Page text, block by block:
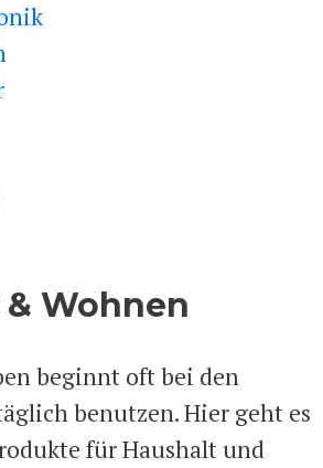
Wohnen
beginnt oft bei den
benutzen. Hier geht es
für Haushalt und